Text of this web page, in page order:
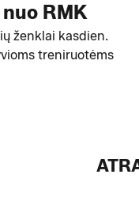
RMK
ženklai kasdien.
treniruotėms